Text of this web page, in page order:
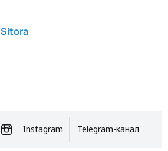
Sitora
Instagram Telegram-канал